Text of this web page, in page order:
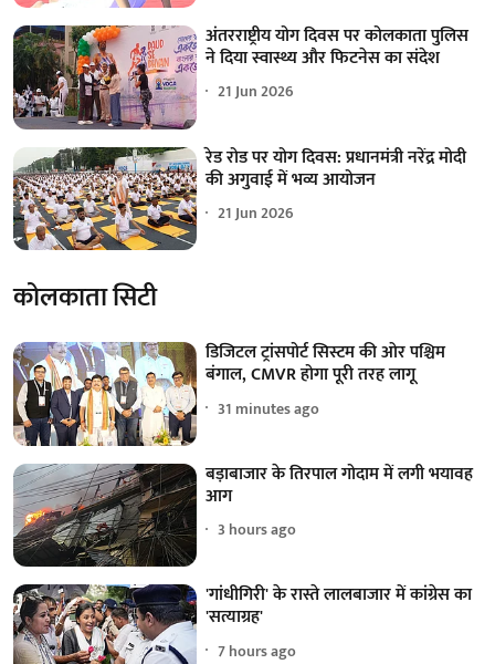
अंतरराष्ट्रीय योग दिवस पर कोलकाता पुलिस
ने दिया स्वास्थ्य और फिटनेस का संदेश
21 Jun 2026
रेड रोड पर योग दिवस: प्रधानमंत्री नरेंद्र मोदी
की अगुवाई में भव्य आयोजन
21 Jun 2026
कोलकाता सिटी
डिजिटल ट्रांसपोर्ट सिस्टम की ओर पश्चिम
बंगाल, CMVR होगा पूरी तरह लागू
31 minutes ago
बड़ाबाजार के तिरपाल गोदाम में लगी भयावह
आग
3 hours ago
'गांधीगिरी' के रास्ते लालबाजार में कांग्रेस का
'सत्याग्रह'
7 hours ago